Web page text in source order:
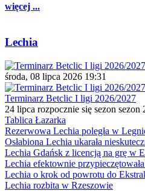
więcej ...
Lechia
środa, 08 lipca 2026 19:31
Terminarz Betclic I ligi 2026/2027
24 lipca rozpocznie się sezon
Tablica Łazarka
Rezerwowa Lechia poległa w
Osłabiona Lechia ukarała
Lechia Gdańsk z licencją na grę w
Lechia efektownie
Lechia o krok od powrotu do
Lechia rozbita w Rzeszowie